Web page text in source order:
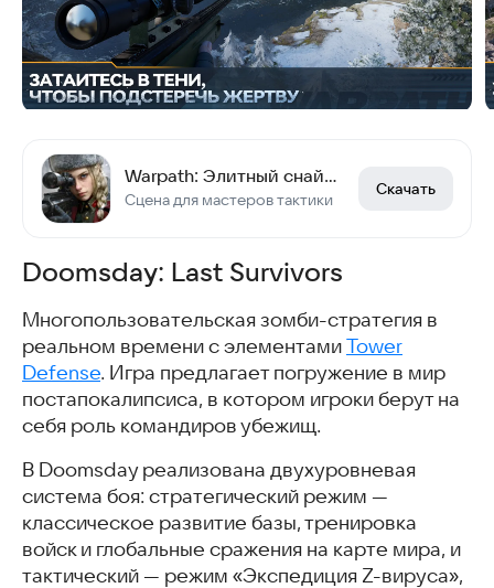
Warpath: Элитный снайпер
Сцена для мастеров тактики
Скачать
Doomsday: Last Survivors
Многопользовательская зомби-стратегия в
реальном времени с элементами Tower
Defense. Игра предлагает погружение в мир
постапокалипсиса, в котором игроки берут на
себя роль командиров убежищ.
В Doomsday реализована двухуровневая
система боя: стратегический режим —
классическое развитие базы, тренировка
войск и глобальные сражения на карте мира, и
тактический — режим «Экспедиция Z-вируса»,